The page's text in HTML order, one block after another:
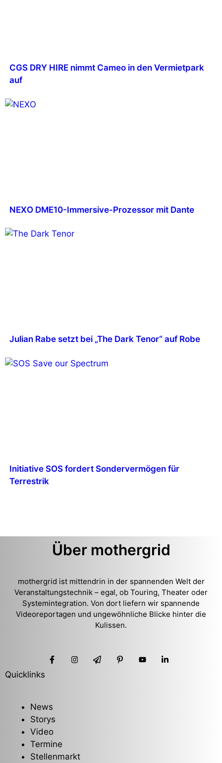
CGS DRY HIRE nimmt Cameo in den Vermietpark
auf
NEXO DME10-Immersive-Prozessor mit Dante
Julian Rabe setzt bei „The Dark Tenor“ auf Robe
Initiative SOS fordert Sondervermögen für
Terrestrik
Über mothergrid
mothergrid ist mittendrin in der spannenden Welt der
Veranstaltungstechnik – egal, ob Touring, Theater oder
Systemintegration. Von dort liefern wir spannende
Videoreportagen und ungewöhnliche Blicke hinter die
Kulissen.
Quicklinks
News
Storys
Video
Termine
Stellenmarkt